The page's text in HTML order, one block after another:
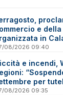
e
in
08/2026 09:40
e incendi,
per
08/2026 09:35